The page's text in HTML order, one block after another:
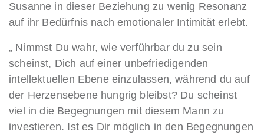
Susanne in dieser Beziehung zu wenig Resonanz
auf ihr Bedürfnis nach emotionaler Intimität erlebt.
„ Nimmst Du wahr, wie verführbar du zu sein
scheinst, Dich auf einer unbefriedigenden
intellektuellen Ebene einzulassen, während du auf
der Herzensebene hungrig bleibst? Du scheinst
viel in die Begegnungen mit diesem Mann zu
investieren. Ist es Dir möglich in den Begegnungen